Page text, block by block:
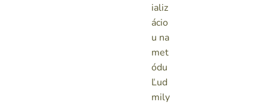
ializ
ácio
u na
met
ódu
Ľud
mily